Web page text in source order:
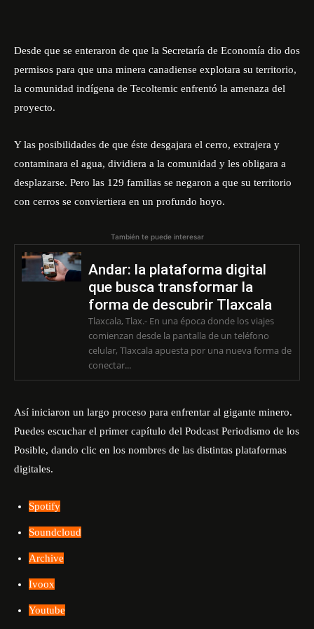
Desde que se enteraron de que la Secretaría de Economía dio dos
permisos para que una minera canadiense explotara su territorio,
la comunidad indígena de Tecoltemic enfrentó la amenaza del
proyecto.
Y las posibilidades de que éste desgajara el cerro, extrajera y
contaminara el agua, dividiera a la comunidad y les obligara a
desplazarse. Pero las 129 familias se negaron a que su territorio
con cerros se conviertiera en un profundo hoyo.
También te puede interesar
Andar: la plataforma digital
que busca transformar la
forma de descubrir Tlaxcala
Tlaxcala, Tlax.- En una época donde los viajes
comienzan desde la pantalla de un teléfono
celular, Tlaxcala apuesta por una nueva forma de
conectar...
Así iniciaron un largo proceso para enfrentar al gigante minero.
Puedes escuchar el primer capítulo del Podcast Periodismo de los
Posible, dando clic en los nombres de las distintas plataformas
digitales.
Spotify
Soundcloud
Archive
Ivoox
Youtube